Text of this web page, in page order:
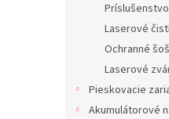
Laserové
Ochranné
Laserové
Pieskovacie
Akumulátorové